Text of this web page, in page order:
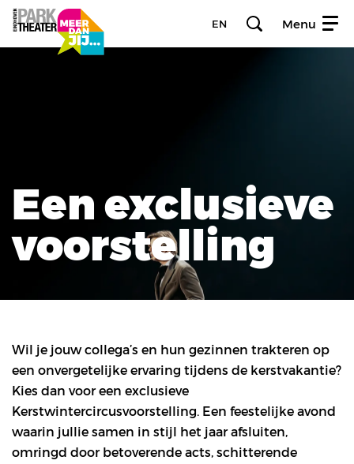
EN Menu
Een exclusieve
voorstelling
Wil je jouw collega’s en hun gezinnen trakteren op
een onvergetelijke ervaring tijdens de kerstvakantie?
Kies dan voor een exclusieve
Kerstwintercircusvoorstelling. Een feestelijke avond
waarin jullie samen in stijl het jaar afsluiten,
omringd door betoverende acts, schitterende